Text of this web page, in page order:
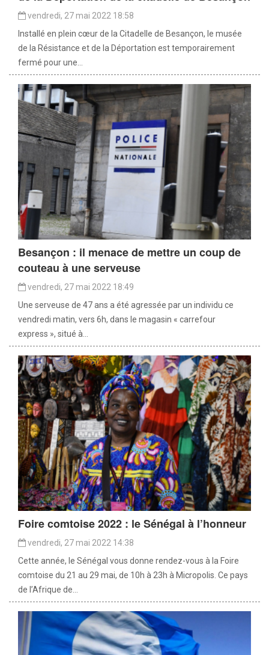
vendredi, 27 mai 2022 18:58
Installé en plein cœur de la Citadelle de Besançon, le musée
de la Résistance et de la Déportation est temporairement
fermé pour une...
Besançon : il menace de mettre un coup de
couteau à une serveuse
vendredi, 27 mai 2022 18:49
Une serveuse de 47 ans a été agressée par un individu ce
vendredi matin, vers 6h, dans le magasin « carrefour
express », situé à...
Foire comtoise 2022 : le Sénégal à l’honneur
vendredi, 27 mai 2022 14:38
Cette année, le Sénégal vous donne rendez-vous à la Foire
comtoise du 21 au 29 mai, de 10h à 23h à Micropolis. Ce pays
de l’Afrique de...